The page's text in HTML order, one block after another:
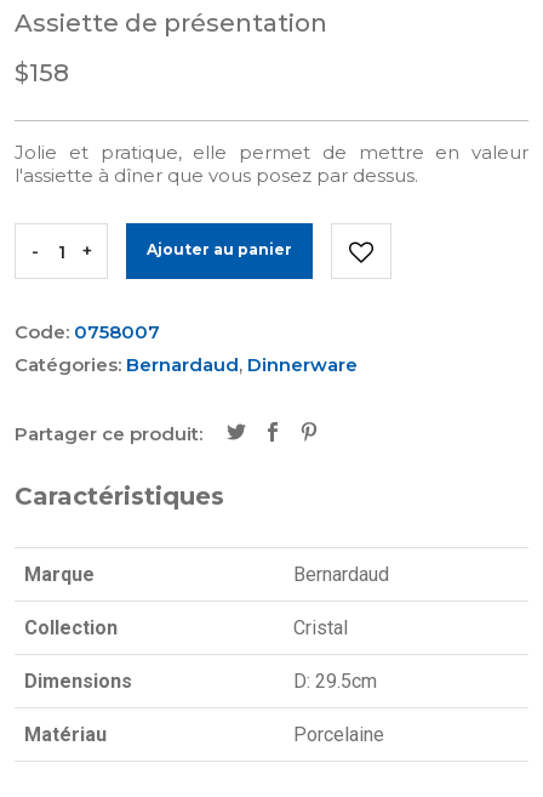
Assiette de présentation
$158
Jolie et pratique, elle permet de mettre en valeur
l'assiette à dîner que vous posez par dessus.
- + Ajouter au panier
Code: 0758007
Catégories: Bernardaud, Dinnerware
Partager ce produit:
Caractéristiques
Marque Bernardaud
Collection Cristal
Dimensions D: 29.5cm
Matériau Porcelaine